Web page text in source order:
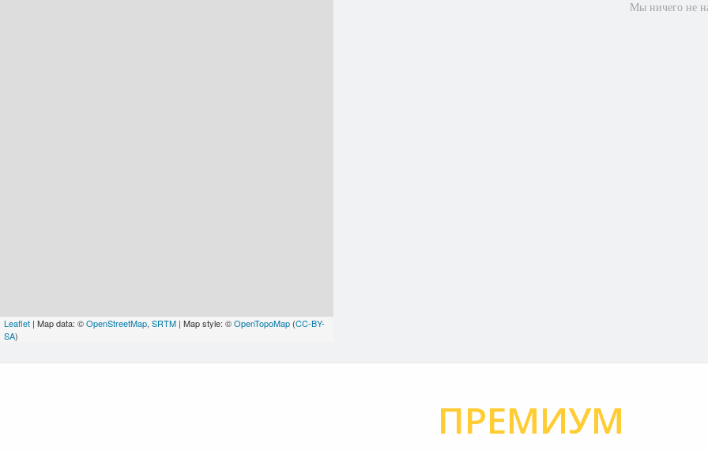
Leaflet | Map data: ©OpenStreetMap, SRTM | Map style: ©OpenTopoMap (CC-BY-
SA)
Мы ничего не
ПРЕМИУМ